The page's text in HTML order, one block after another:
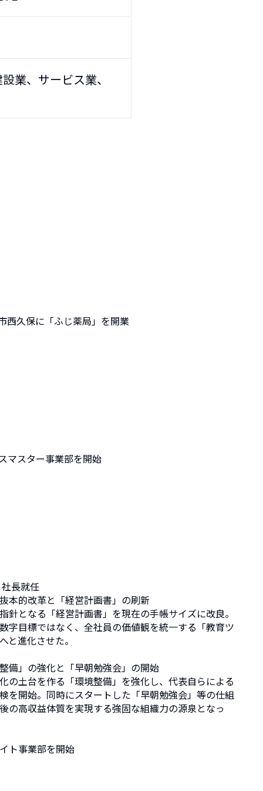
業、サービス業、
西久保に「ふじ薬局」を開業
マスター事業部を開始
長就任
本的改革と「経営計画書」の刷新
針となる「経営計画書」を現在の手帳サイズに改良。
字目標ではなく、全社員の価値観を統一する「教育ツ
と進化させた。
備」の強化と「早朝勉強会」の開始
の土台を作る「環境整備」を強化し、代表自らによる
を開始。同時にスタートした「早朝勉強会」等の仕組
の高収益体質を実現する強固な組織力の源泉となっ
ト事業部を開始